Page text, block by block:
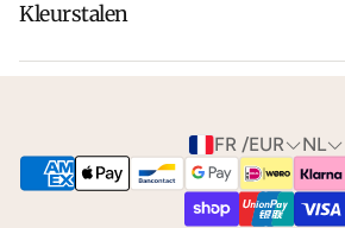
Kleurstalen
Is de leer of hout kleur net niet zoals
We kunnen je gratiskleurstalen
FR /EUR NL